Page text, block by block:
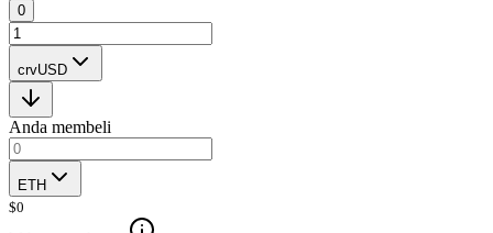
0
crvUSD
Anda membeli
ETH
$0